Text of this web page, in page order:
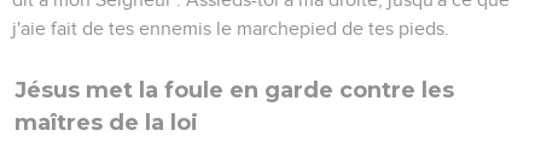
24 En ces jours-là, après cette affliction, le soleil sera
obscurci, la lune ne donnera point sa lumière ;